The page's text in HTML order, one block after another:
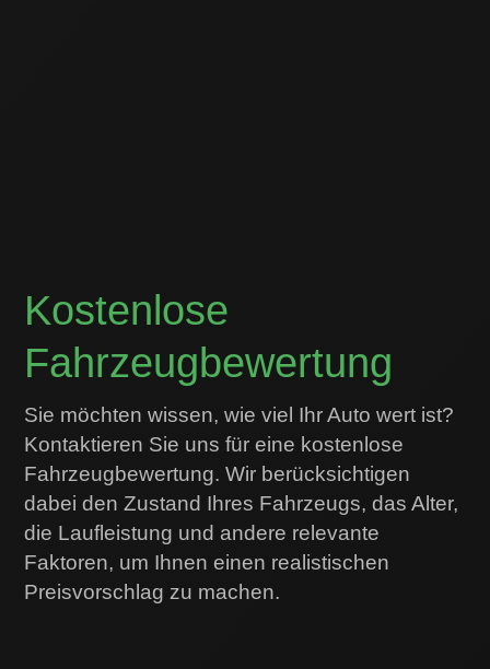
Kostenlose
Fahrzeugbewertung
Sie möchten wissen, wie viel Ihr Auto wert ist?
Kontaktieren Sie uns für eine kostenlose
Fahrzeugbewertung. Wir berücksichtigen
dabei den Zustand Ihres Fahrzeugs, das Alter,
die Laufleistung und andere relevante
Faktoren, um Ihnen einen realistischen
Preisvorschlag zu machen.